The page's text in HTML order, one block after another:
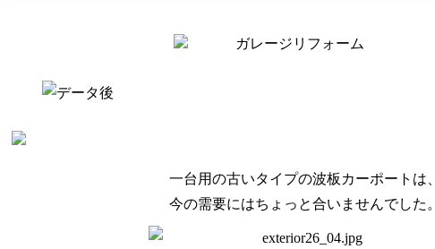
ガレージリフォーム
一台用の古いタイプの波板カーポートは、
今の需要にはちょっと合いませんでした。